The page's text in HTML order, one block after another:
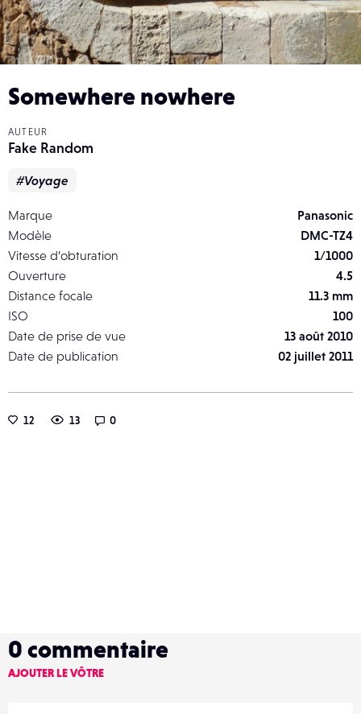
Somewhere nowhere
AUTEUR
Fake Random
#Voyage
Marque
Panasonic
Modèle
DMC-TZ4
Vitesse d’obturation
1/1000
Ouverture
4.5
Distance focale
11.3 mm
ISO
100
Date de prise de vue
13 août 2010
Date de publication
02 juillet 2011
12 13 0
0 commentaire
AJOUTER LE VÔTRE